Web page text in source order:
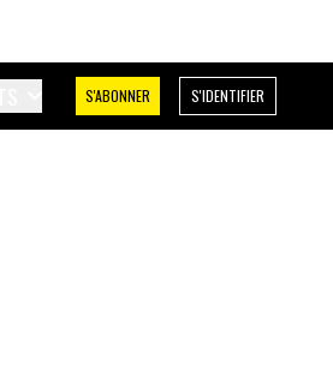
S'ABONNER S'IDENTIFIER